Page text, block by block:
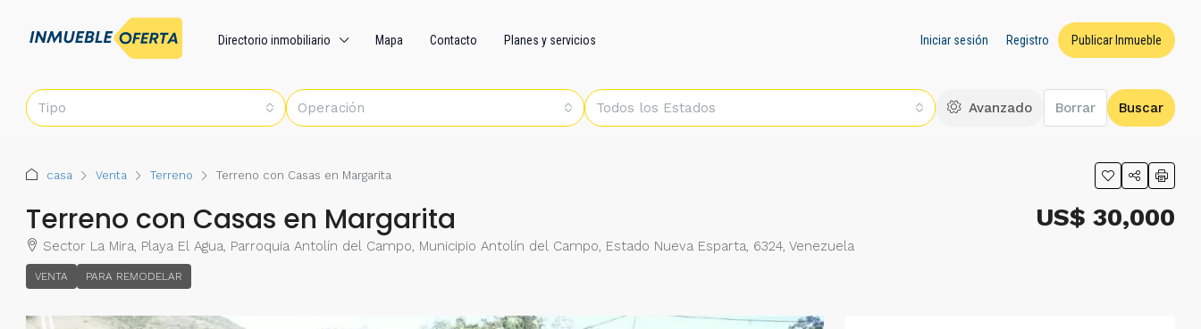
Directorio inmobiliario Mapa Contacto Planes y servicios Iniciar sesión Registro Publicar Inmueble
Tipo Operación Todos los Estados Avanzado Borrar Buscar
casa Venta Terreno Terreno con Casas en Margarita
Terreno con Casas en Margarita
Sector La Mira, Playa El Agua, Parroquia Antolín del Campo, Municipio Antolín del Campo, Estado Nueva Esparta, 6324, Venezuela
VENTA PARA REMODELAR
US$ 30,000